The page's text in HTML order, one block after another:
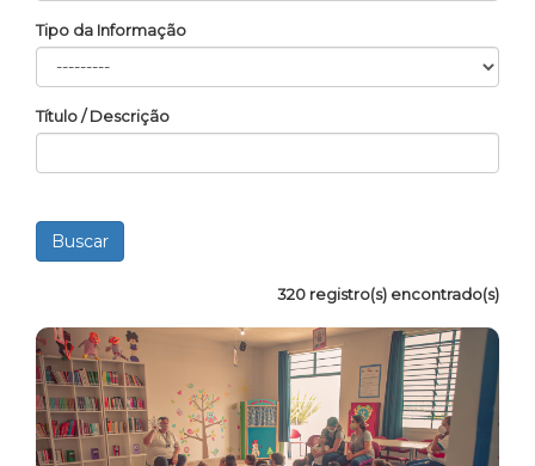
Tipo da Informação
Título / Descrição
320 registro(s) encontrado(s)